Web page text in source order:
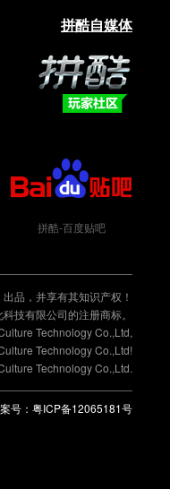
拼酷自媒体
拼酷-百度贴吧
品，并享有其知识产权！
技有限公司的注册商标。
Technology Co.,Ltd,
Technology Co.,Ltd!
Technology Co.,Ltd.
号： 粤ICP备12065181号